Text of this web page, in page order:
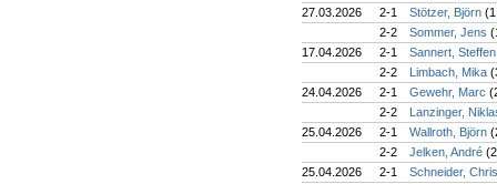
27.03.2026
2-1 Stötzer, Björn
2-2
Sommer, Jens
17.04.2026
2-1
Sannert,
2-2
Limbach, Mika
24.04.2026
2-1 Gewehr, Marc
2-2
Lanzinger,
25.04.2026
2-1 Wallroth, Björn
2-2
Jelken, André
25.04.2026
2-1
Schneider,